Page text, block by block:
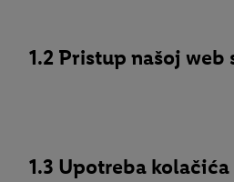
1.2 Pristup našoj web
1.3 Upotreba kolačića i sličnih tehnika